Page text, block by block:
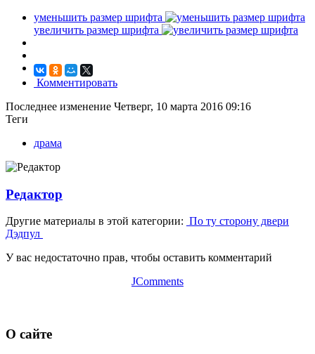
уменьшить размер шрифта
увеличить размер шрифта
Комментировать
Последнее изменение Четверг, 10 марта 2016 09:16
Теги
драма
Редактор
Другие материалы в этой категории: По ту сторону двери
Дэдпул
У вас недостаточно прав, чтобы оставить комментарий
JComments
О сайте